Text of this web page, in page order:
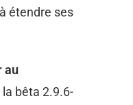
étendre ses
au
la bêta 2.9.6-